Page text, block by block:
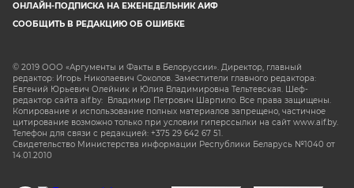
ОНЛАЙН-ПОДПИСКА НА ЕЖЕНЕДЕЛЬНИК АИФ
СООБЩИТЬ В РЕДАКЦИЮ ОБ ОШИБКЕ
© 2019 ООО «Аргументы и Факты в Белоруссии». Директор, главный
редактор: Игорь Николаевич Соколов. Заместители главного редактора:
Евгений Юрьевич Олейник и Юлия Владимировна Тельтевская. Шеф-
редактор сайта aif.by: Владимир Петрович Шарпило. Все права защищены.
Копирование и использование полных материалов запрещено, частичное
цитирование возможно только при условии гиперссылки на сайт www.aif.by.
Телефон для связи с редакцией: +375 29 642 67 51.
Свидетельство Министерства информации Республики Беларусь №1040 от
14.01.2010